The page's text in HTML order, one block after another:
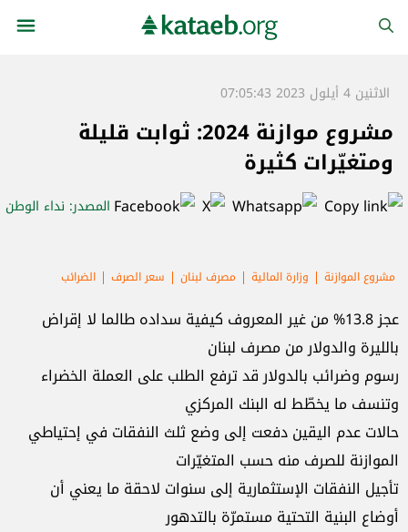
الاثنين 4 أيلول 2023 07:05:43
مشروع موازنة 2024: ثوابت قليلة
ومتغيّرات كثيرة
المصدر: نداء الوطن
مشروع الموازنة وزارة المالية مصرف لبنان سعر الصرف
الضرائب
عجز 13.8% من غير المعروف كيفية سداده طالما لا إقراض
بالليرة والدولار من مصرف لبنان
رسوم وضرائب بالدولار قد ترفع الطلب على العملة الخضراء
وتنسف ما يخطّط له البنك المركزي
حالات عدم اليقين دفعت إلى وضع ثلث النفقات في إحتياطي
الموازنة للصرف منه حسب المتغيّرات
تأجيل النفقات الإستثمارية إلى سنوات لاحقة ما يعني أن
أوضاع البنية التحتية مستمرّة بالتدهور